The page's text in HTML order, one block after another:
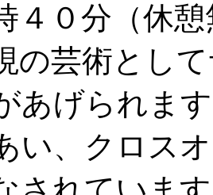
４０分（休
の芸術とし
あげられま
い、クロス